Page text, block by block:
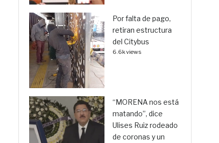
Por falta de pago,
retiran estructura
del Citybus
6.6k views
“MORENA nos está
matando”, dice
Ulises Ruiz rodeado
de coronas y un